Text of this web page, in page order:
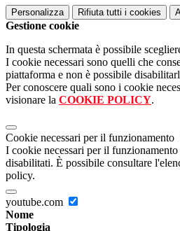
Personalizza Rifiuta tutti i cookies
Gestione cookie
In questa schermata è possibile
I cookie necessari sono quelli che
piattaforma e non è possibile
Per conoscere quali sono i cookie
visionare la COOKIE POLICY.
Cookie necessari per il funzionamento
I cookie necessari per il funzionamento
disabilitati. È possibile consultare
policy.
youtube.com
Nome
Tipologia